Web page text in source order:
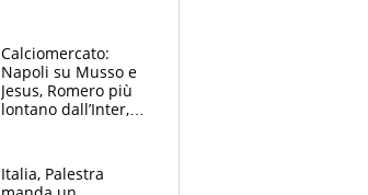
B. Rune verso la
rinuncia
Calciomercato:
Napoli su Musso e
Jesus, Romero più
lontano dall’Inter,
tabellone
Italia, Palestra